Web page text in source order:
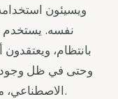
نفسه. يستخدم
بانتظام،
وحتى في ظل وجود
الاصطناعي، من المرجح أن يواصل الطلاب استخدامه.